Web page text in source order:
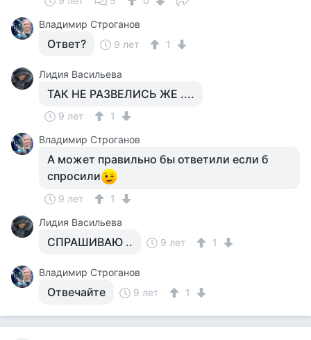
Владимир Строганов
Ответ? 9 лет 1
Лидия Васильева
ТАК НЕ РАЗВЕЛИСЬ ЖЕ ....
9 лет
1
Владимир Строганов
А может правильно бы ответили если б
спросили
9 лет
1
Лидия Васильева
СПРАШИВАЮ .. 9 лет 1
Владимир Строганов
Отвечайте 9 лет 1